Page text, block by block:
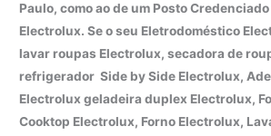
Paulo, como ao de um Posto
Electrolux. Se o seu Eletrodoméstico
lavar roupas Electrolux, secadora de
refrigerador Side by Side Electrolux,
Electrolux geladeira duplex Electrolux,
Cooktop Electrolux, Forno Electrolux,